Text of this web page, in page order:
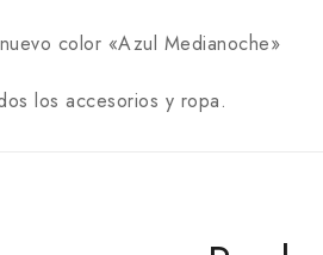
color «Azul Medianoche»
los accesorios y ropa.